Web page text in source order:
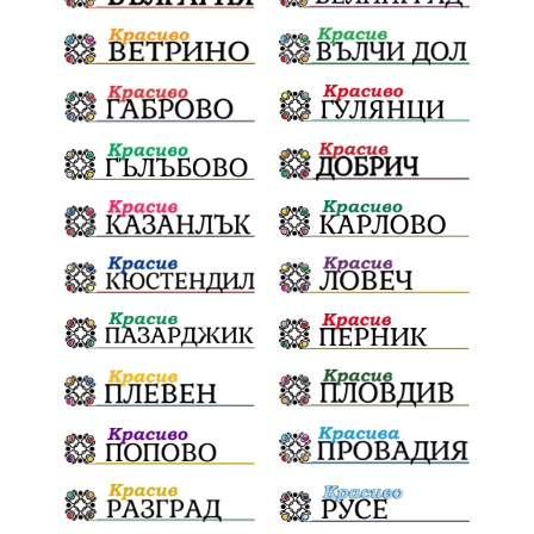
стопанство „Храна от село“ Карола Карова
„Отваряне на града към морето“
Негодна за пиене вода във Варненско
цялостно обновяване Музеъ на мозайките
и прилежащия парк в Девня
Гражданска инициатива „Парад на гордостта“
по спортна гимнастика 2026 Православие
Паралел България и Унгария полет в Космоса